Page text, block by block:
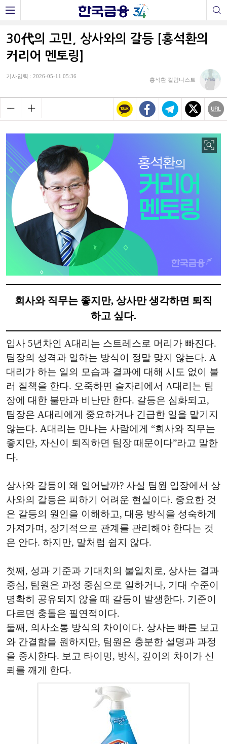
30代의 고민, 상사와의 갈등 [홍석환의
커리어 멘토링]
기사입력 : 2026-05-11 05:36
홍석환 칼럼니스트
회사와 직무는 좋지만, 상사만 생각하면 퇴직
하고 싶다.
입사 5년차인 A대리는 스트레스로 머리가 빠진다.
팀장의 성격과 일하는 방식이 정말 맞지 않는다. A
대리가 하는 일의 모습과 결과에 대해 시도 없이 불
러 질책을 한다. 오죽하면 술자리에서 A대리는 팀
장에 대한 불만과 비난만 한다. 갈등은 심화되고,
팀장은 A대리에게 중요하거나 긴급한 일을 맡기지
않는다. A대리는 만나는 사람에게 “회사와 직무는
좋지만, 자신이 퇴직하면 팀장 때문이다”라고 말한
다.
상사와 갈등이 왜 일어날까? 사실 팀원 입장에서 상
사와의 갈등은 피하기 어려운 현실이다. 중요한 것
은 갈등의 원인을 이해하고, 대응 방식을 성숙하게
가져가며, 장기적으로 관계를 관리해야 한다는 것
은 안다. 하지만, 말처럼 쉽지 않다.
첫째, 성과 기준과 기대치의 불일치로, 상사는 결과
중심, 팀원은 과정 중심으로 일하거나, 기대 수준이
명확히 공유되지 않을 때 갈등이 발생한다. 기준이
다르면 충돌은 필연적이다.
둘째, 의사소통 방식의 차이이다. 상사는 빠른 보고
와 간결함을 원하지만, 팀원은 충분한 설명과 과정
을 중시한다. 보고 타이밍, 방식, 깊이의 차이가 신
뢰를 깨게 한다.